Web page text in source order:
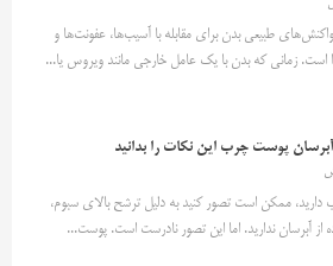
طبیعی بدن برای مقابله با آسیب‌ها، عفونت‌ها و
است. زمانی که بدن با یک عامل خارجی مانند ویروس یا...
پوست چرب این نکات را بدانید
ممکن است تصور کنید به دلیل ترشح بالای سبوم،
از آبرسان ندارید. اما این تصور نادرست است. پوست...